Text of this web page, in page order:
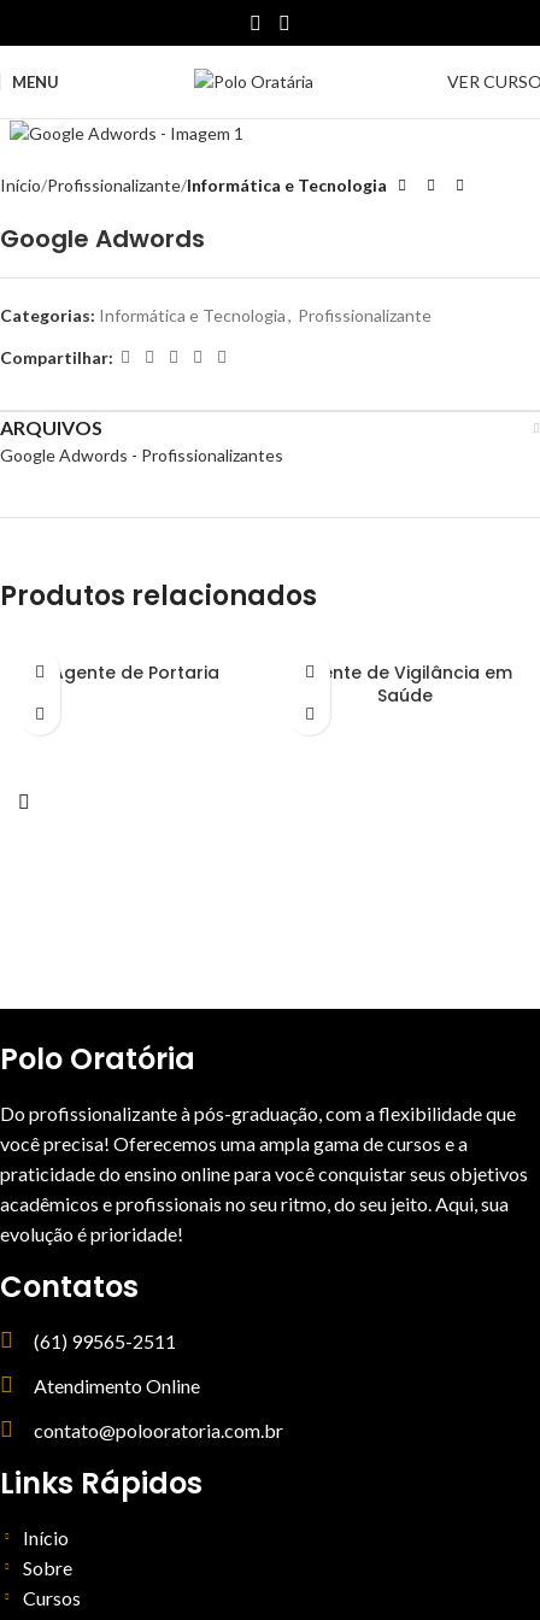
MENU VER
Início Profissionalizante Informática e Tecnologia
Google Adwords
Categorias: Informática e Tecnologia, Profissionalizante
Compartilhar:
ARQUIVOS
Google Adwords - Profissionalizantes
Produtos relacionados
Agente de Portaria
Agente de Vigilância em
Saúde
Polo Oratória
Do profissionalizante à pós-graduação, com a flexibilidade que
você precisa! Oferecemos uma ampla gama de cursos e a
praticidade do ensino online para você conquistar seus objetivos
acadêmicos e profissionais no seu ritmo, do seu jeito. Aqui, sua
evolução é prioridade!
Contatos
(61) 99565-2511
Atendimento Online
contato@polooratoria.com.br
Links Rápidos
Início
Sobre
Cursos